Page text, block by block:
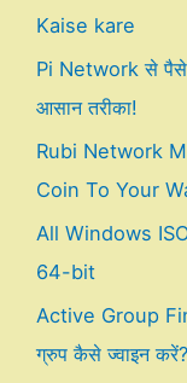
Kaise kare
Pi Network से पैसे
आसान तरीका!
Rubi Network
Coin To Your
All Windows
64-bit
Active Group
ग्रुप कैसे ज्वाइन करें?